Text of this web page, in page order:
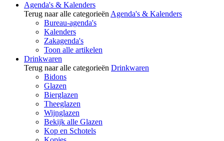
Agenda's & Kalenders
Terug naar alle categorieën Agenda's & Kalenders
Bureau-agenda's
Kalenders
Zakagenda's
Toon alle artikelen
Drinkwaren
Terug naar alle categorieën Drinkwaren
Bidons
Glazen
Bierglazen
Theeglazen
Wijnglazen
Bekijk alle Glazen
Kop en Schotels